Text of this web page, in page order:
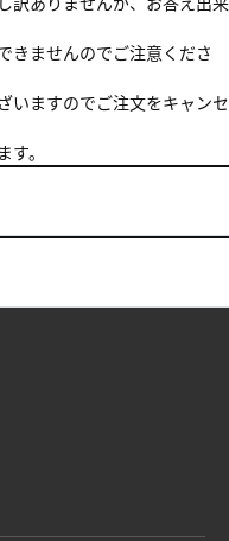
きませんのでご注意くださ
いますのでご注文をキャンセ
。